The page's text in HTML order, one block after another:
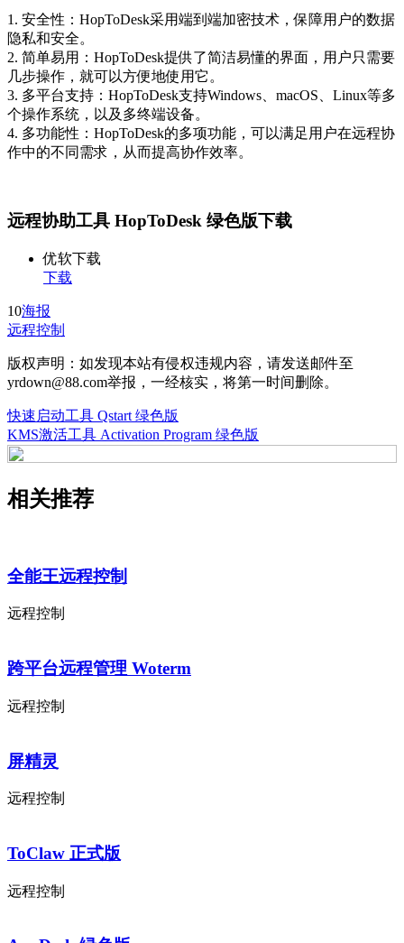
1. 安全性：HopToDesk采用端到端加密技术，保障用户的数据
隐私和安全。
2. 简单易用：HopToDesk提供了简洁易懂的界面，用户只需要
几步操作，就可以方便地使用它。
3. 多平台支持：HopToDesk支持Windows、macOS、Linux等多
个操作系统，以及多终端设备。
4. 多功能性：HopToDesk的多项功能，可以满足用户在远程协
作中的不同需求，从而提高协作效率。
远程协助工具 HopToDesk 绿色版下载
优软下载
下载
10海报
远程控制
版权声明：如发现本站有侵权违规内容，请发送邮件至
yrdown@88.com举报，一经核实，将第一时间删除。
快速启动工具 Qstart 绿色版
KMS激活工具 Activation Program 绿色版
相关推荐
全能王远程控制
远程控制
跨平台远程管理 Woterm
远程控制
屏精灵
远程控制
ToClaw 正式版
远程控制